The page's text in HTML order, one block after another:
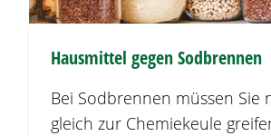
Hausmittel gegenSodbrennen
Bei Sodbrennen müssen Sie
gleich zur Chemiekeule